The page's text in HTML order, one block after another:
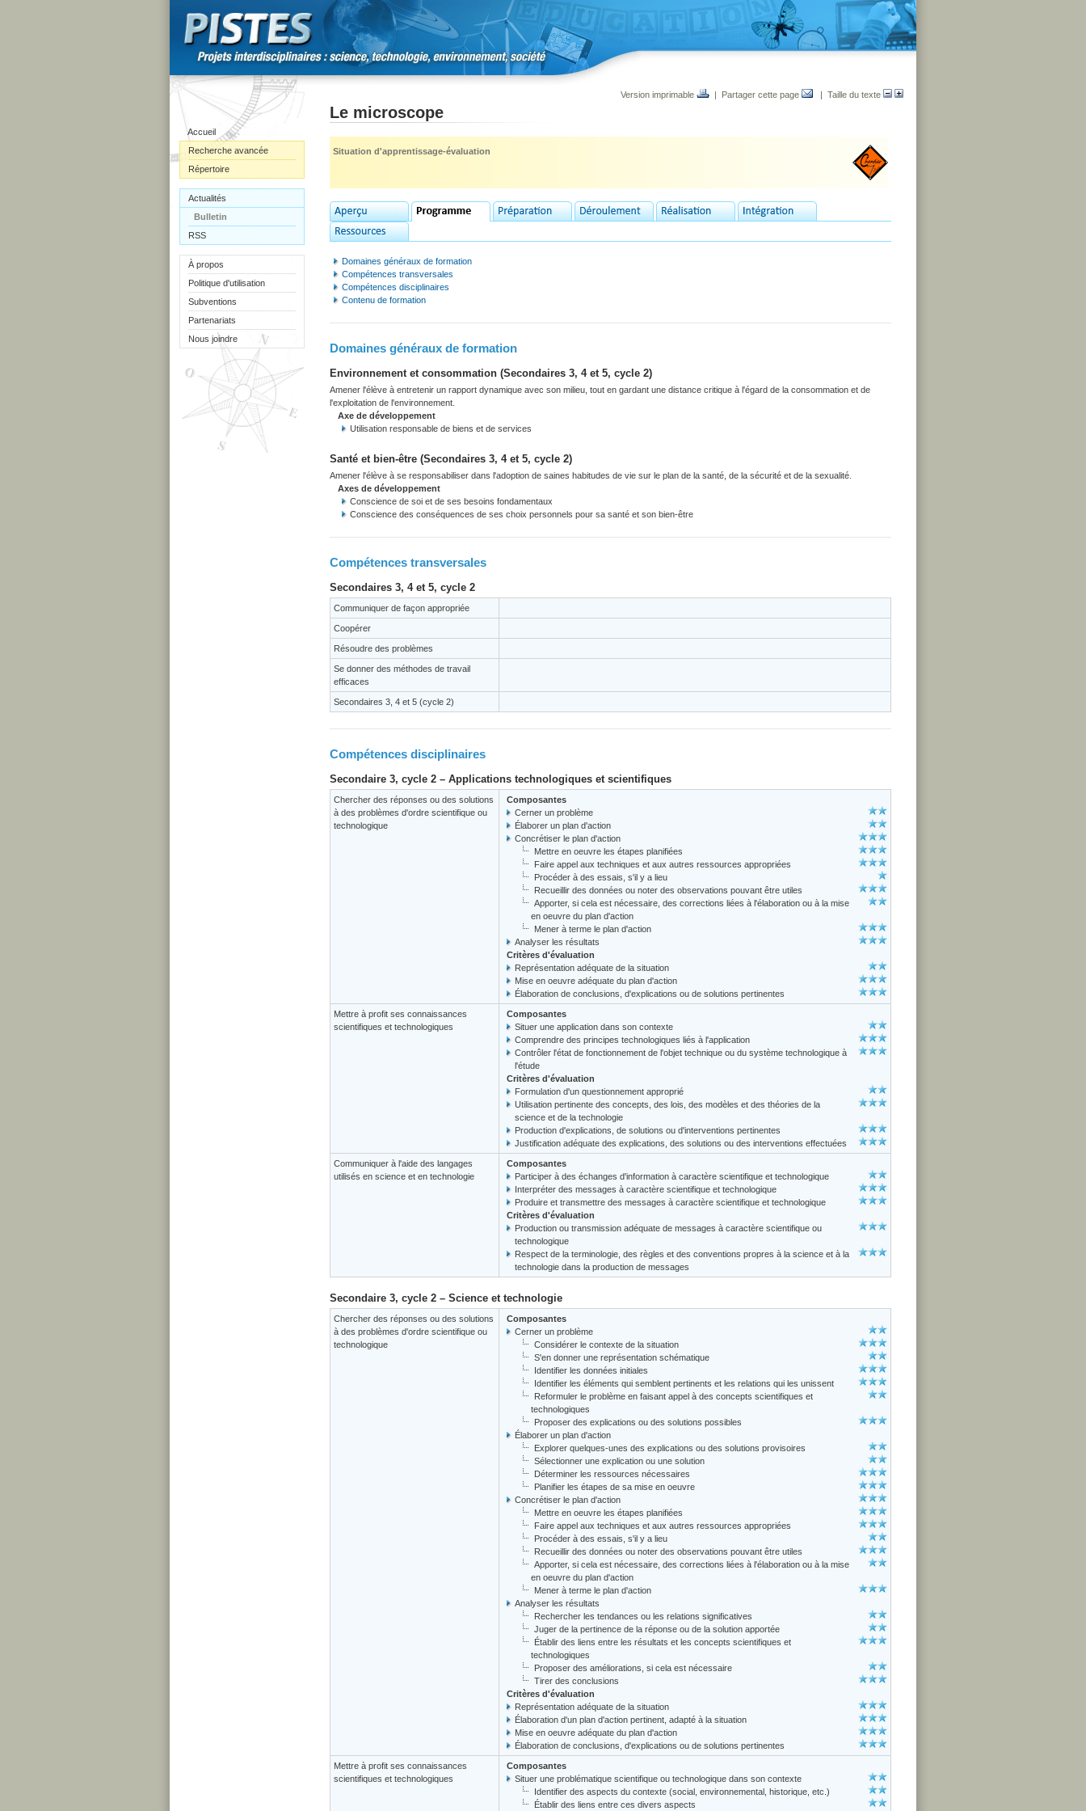
Accueil
Recherche avancée
Répertoire
Actualités
Bulletin
RSS
À propos
Politique d'utilisation
Subventions
Partenariats
Nous joindre
Version imprimable | Partager cette page | Taille du texte
Le microscope
Situation d'apprentissage-évaluation
Domaines généraux de formation
Compétences transversales
Compétences disciplinaires
Contenu de formation
Domaines généraux de formation
Environnement et consommation (Secondaires 3, 4 et 5, cycle 2)
Amener l'élève à entretenir un rapport dynamique avec son milieu, tout en gardant une distance critique à l'égard de la consommation et de
l'exploitation de l'environnement.
Axe de développement
Utilisation responsable de biens et de services
Santé et bien-être (Secondaires 3, 4 et 5, cycle 2)
Amener l'élève à se responsabiliser dans l'adoption de saines habitudes de vie sur le plan de la santé, de la sécurité et de la sexualité.
Axes de développement
Conscience de soi et de ses besoins fondamentaux
Conscience des conséquences de ses choix personnels pour sa santé et son bien-être
Compétences transversales
Secondaires 3, 4 et 5, cycle 2
Communiquer de façon appropriée
Coopérer
Résoudre des problèmes
Se donner des méthodes de travail
efficaces
Secondaires 3, 4 et 5 (cycle 2)
Compétences disciplinaires
Secondaire 3, cycle 2 – Applications technologiques et scientifiques
Chercher des réponses ou des solutions
à des problèmes d'ordre scientifique ou
technologique
Composantes
Cerner un problème
Élaborer un plan d'action
Concrétiser le plan d'action
Mettre en oeuvre les étapes planifiées
Faire appel aux techniques et aux autres ressources appropriées
Procéder à des essais, s'il y a lieu
Recueillir des données ou noter des observations pouvant être utiles
Apporter, si cela est nécessaire, des corrections liées à l'élaboration ou à la mise
en oeuvre du plan d'action
Mener à terme le plan d'action
Analyser les résultats
Critères d'évaluation
Représentation adéquate de la situation
Mise en oeuvre adéquate du plan d'action
Élaboration de conclusions, d'explications ou de solutions pertinentes
Mettre à profit ses connaissances
scientifiques et technologiques
Composantes
Situer une application dans son contexte
Comprendre des principes technologiques liés à l'application
Contrôler l'état de fonctionnement de l'objet technique ou du système technologique à
l'étude
Critères d'évaluation
Formulation d'un questionnement approprié
Utilisation pertinente des concepts, des lois, des modèles et des théories de la
science et de la technologie
Production d'explications, de solutions ou d'interventions pertinentes
Justification adéquate des explications, des solutions ou des interventions effectuées
Communiquer à l'aide des langages
utilisés en science et en technologie
Composantes
Participer à des échanges d'information à caractère scientifique et technologique
Interpréter des messages à caractère scientifique et technologique
Produire et transmettre des messages à caractère scientifique et technologique
Critères d'évaluation
Production ou transmission adéquate de messages à caractère scientifique ou
technologique
Respect de la terminologie, des règles et des conventions propres à la science et à la
technologie dans la production de messages
Secondaire 3, cycle 2 – Science et technologie
Chercher des réponses ou des solutions
à des problèmes d'ordre scientifique ou
technologique
Composantes
Cerner un problème
Considérer le contexte de la situation
S'en donner une représentation schématique
Identifier les données initiales
Identifier les éléments qui semblent pertinents et les relations qui les unissent
Reformuler le problème en faisant appel à des concepts scientifiques et
technologiques
Proposer des explications ou des solutions possibles
Élaborer un plan d'action
Explorer quelques-unes des explications ou des solutions provisoires
Sélectionner une explication ou une solution
Déterminer les ressources nécessaires
Planifier les étapes de sa mise en oeuvre
Concrétiser le plan d'action
Mettre en oeuvre les étapes planifiées
Faire appel aux techniques et aux autres ressources appropriées
Procéder à des essais, s'il y a lieu
Recueillir des données ou noter des observations pouvant être utiles
Apporter, si cela est nécessaire, des corrections liées à l'élaboration ou à la mise
en oeuvre du plan d'action
Mener à terme le plan d'action
Analyser les résultats
Rechercher les tendances ou les relations significatives
Juger de la pertinence de la réponse ou de la solution apportée
Établir des liens entre les résultats et les concepts scientifiques et
technologiques
Proposer des améliorations, si cela est nécessaire
Tirer des conclusions
Critères d'évaluation
Représentation adéquate de la situation
Élaboration d'un plan d'action pertinent, adapté à la situation
Mise en oeuvre adéquate du plan d'action
Élaboration de conclusions, d'explications ou de solutions pertinentes
Mettre à profit ses connaissances
scientifiques et technologiques
Composantes
Situer une problématique scientifique ou technologique dans son contexte
Identifier des aspects du contexte (social, environnemental, historique, etc.)
Établir des liens entre ces divers aspects